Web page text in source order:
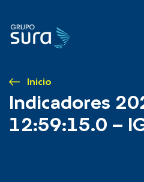
Inicio
Indicadores
12:59:15.0 –